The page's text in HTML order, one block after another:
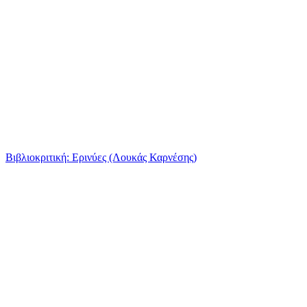
Βιβλιοκριτική: Ερινύες (Λουκάς Καρνέσης)